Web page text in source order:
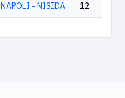
NAPOLI - NISIDA 12